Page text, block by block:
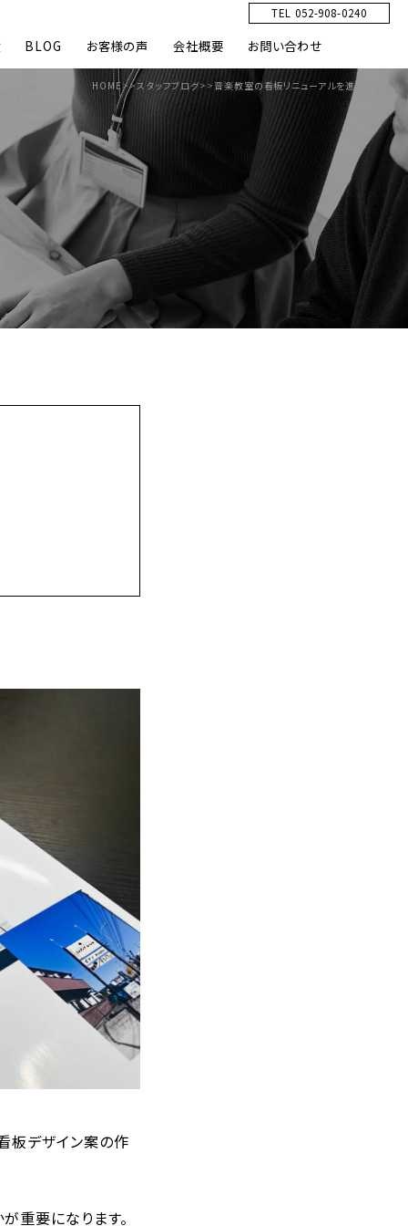
BLOG お客様の声 会社概要 お問い合わせ
TEL 052-908-0240
HOME>>スタッフブログ>> 音楽教室の看板リニューアルを進行中！
板デザイン案の作
重要になります。